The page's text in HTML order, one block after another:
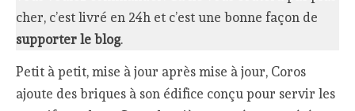
cher, c’est livré en 24h et c’est une bonne façon de
supporter le blog.
Petit à petit, mise à jour après mise à jour, Coros
ajoute des briques à son édifice conçu pour servir les